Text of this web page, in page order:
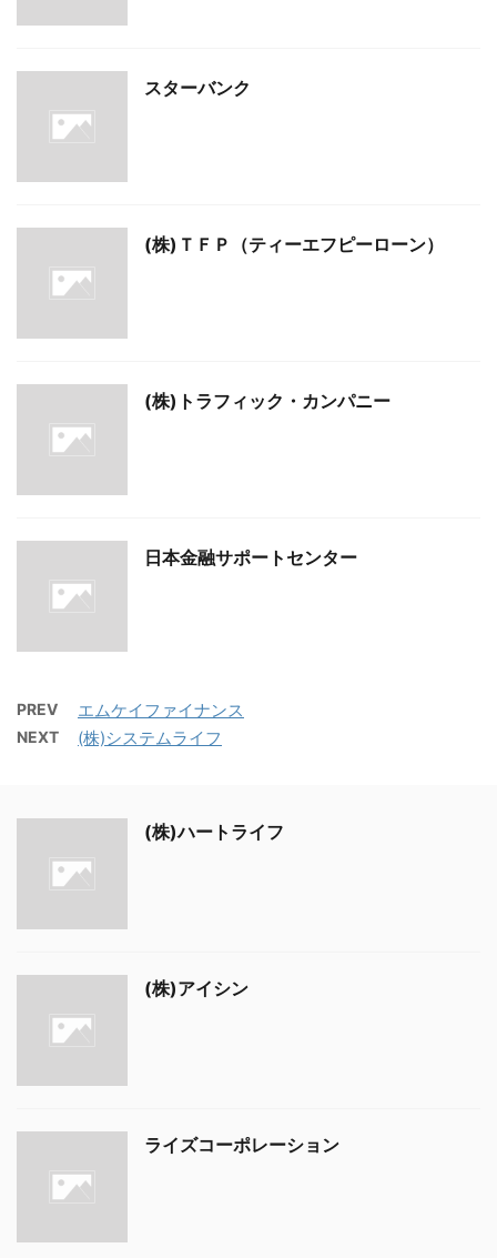
スターバンク
(株)ＴＦＰ（ティーエフピーローン）
(株)トラフィック・カンパニー
日本金融サポートセンター
PREV エムケイファイナンス
NEXT (株)システムライフ
(株)ハートライフ
(株)アイシン
ライズコーポレーション